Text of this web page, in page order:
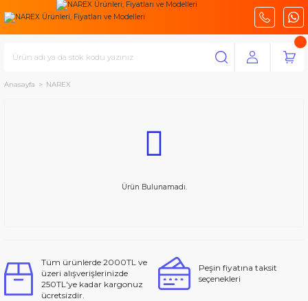
Anasayfa NAREX
Ürün Bulunamadı.
Tüm ürünlerde 2000TL ve
üzeri alışverişlerinizde
250TL'ye kadar kargonuz
ücretsizdir.
Peşin fiyatına taksit
seçenekleri